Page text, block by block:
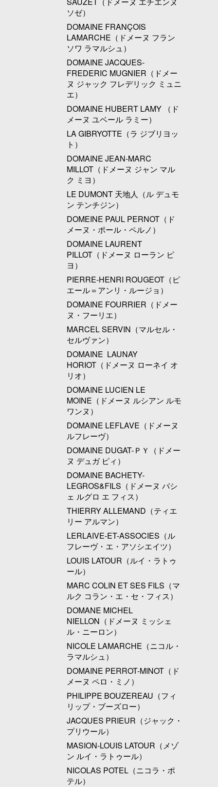
ソゼ）
DOMAINE FRANÇOIS
LAMARCHE（ドメーヌ フラン
ソワ ラマルシュ）
DOMAINE JACQUES-
FREDERIC MUGNIER（ドメー
ヌ ジャック フレデリック ミュニ
エ）
DOMAINE HUBERT LAMY （ド
メーヌ ユベール ラミー）
LA GIBRYOTTE（ラ ジブリヨッ
ト）
DOMAINE JEAN-MARC
MILLOT（ドメーヌ ジャン マル
ク ミヨ）
LE DUMONT 天地人（ル デュモ
ン テンチジン）
DOMEINE PAUL PERNOT（ド
メーヌ・ポール・ペルノ）
DOMAINE LAURENT
PILLOT（ドメーヌ ローラン ピ
ヨ）
PIERRE-HENRI ROUGEOT（ピ
エール＝アンリ・ルージョ）
DOMAINE FOURRIER（ドメー
ヌ・フーリエ）
MARCEL SERVIN（マルセル・
セルヴァン）
DOMAINE LAUNAY
HORIOT（ドメーヌ ローネイ オ
リオ）
DOMAINE LUCIEN LE
MOINE（ドメーヌ ルシアン ルモ
ワンヌ）
DOMAINE LEFLAVE（ドメーヌ
ルフレーヴ）
DOMAINE DUGAT-ＰＹ（ドメー
ヌ デュガ ピィ）
DOMAINE BACHETY-
LEGROS&FILS（ドメーヌ バシ
ェ ルグロ エ フィス）
THIERRY ALLEMAND（ティエ
リー アルマン）
LERLAIVE-ET-ASSOCIES（ル
フレーヴ・エ・アソシエイツ）
LOUIS LATOUR（ルイ・ラトゥ
ール）
MARC COLIN ET SES FILS（マ
ルク コラン・エ・セ・フィス）
DOMANE MICHEL
NIELLON（ドメーヌ ミッシェ
ル・ニーロン）
NICOLE LAMARCHE（ニコル・
ラマルシュ）
DOMAINE PERROT-MINOT（ド
メーヌ ペロ・ミノ）
PHILIPPE BOUZEREAU（フィ
リップ・ブーズロー）
JACQUES PRIEUR（ジャック・
プリウール）
MASION-LOUIS LATOUR（メゾ
ン ルイ・ラトゥール）
NICOLAS POTEL（ニコラ・ポ
テル）